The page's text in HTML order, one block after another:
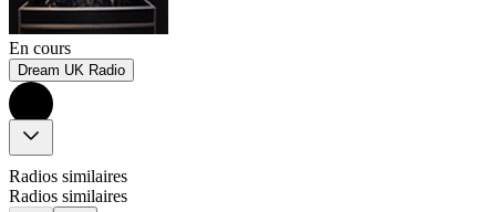
En cours
Dream UK Radio
Radios similaires
Radios similaires